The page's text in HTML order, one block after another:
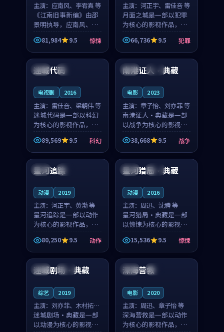
主演： 应南风、李宥真 等
《江南旧事新编》由邵
景明执导，应南风、李
宥真领衔主演，是一部
2018年上映的日本惊悚
综艺。影片以邻里温情
为切入，呈现一段从初
遇到告别都浸着真实
81,984 9.5 惊悚
主演： 河正宇、雷佳音 等
月面之城是一部以犯罪
为核心的影视作品，围
绕危机、反转与人物成
长展开，整体节奏紧
凑，值得推荐观看。
66,736 9.5 犯罪
美国 热播
迷城代码
电视剧 2016
主演： 雷佳音、梁朝伟 等
迷城代码是一部以科幻
为核心的影视作品，围
绕危机、反转与人物成
长展开，整体节奏紧
凑，值得推荐观看。
89,569 9.5 科幻
韩国 完结
南港证人·典藏
电影 2023
主演： 章子怡、刘亦菲 等
南港证人·典藏是一部
以战争为核心的影视作
品，围绕危机、反转与
人物成长展开，整体节
奏紧凑，值得推荐观
38,668 9.5 战争
法国 杜比
星河追踪
动漫 2019
主演： 河正宇、黄渤 等
星河追踪是一部以动作
为核心的影视作品，围
绕危机、反转与人物成
长展开，整体节奏紧
凑，值得推荐观看。
80,250 9.5 动作
泰国 杜比
星河猎局·典藏
动漫 2016
主演： 周迅、沈腾 等
星河猎局·典藏是一部
以惊悚为核心的影视作
品，围绕危机、反转与
人物成长展开，整体节
奏紧凑，值得推荐观
看。
15,536 9.5 惊悚
法国 杜比
迷城剧场·典藏
综艺 2019
主演： 刘亦菲、木村拓哉
等
迷城剧场·典藏是一部
以动漫为核心的影视作
日本 高分
深海营救
电影 2020
主演： 周迅、章子怡 等
深海营救是一部以动作
为核心的影视作品，围